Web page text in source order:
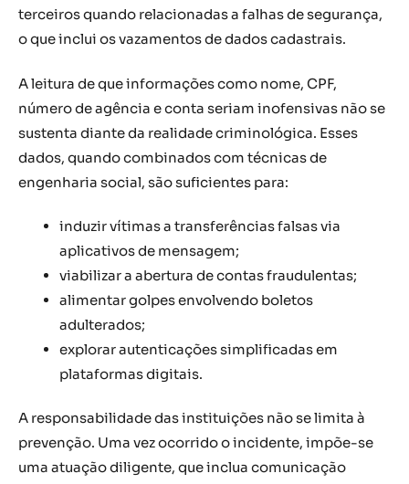
terceiros quando relacionadas a falhas de segurança,
o que inclui os vazamentos de dados cadastrais.
A leitura de que informações como nome, CPF,
número de agência e conta seriam inofensivas não se
sustenta diante da realidade criminológica. Esses
dados, quando combinados com técnicas de
engenharia social, são suficientes para:
induzir vítimas a transferências falsas via
aplicativos de mensagem;
viabilizar a abertura de contas fraudulentas;
alimentar golpes envolvendo boletos
adulterados;
explorar autenticações simplificadas em
plataformas digitais.
A responsabilidade das instituições não se limita à
prevenção. Uma vez ocorrido o incidente, impõe-se
uma atuação diligente, que inclua comunicação